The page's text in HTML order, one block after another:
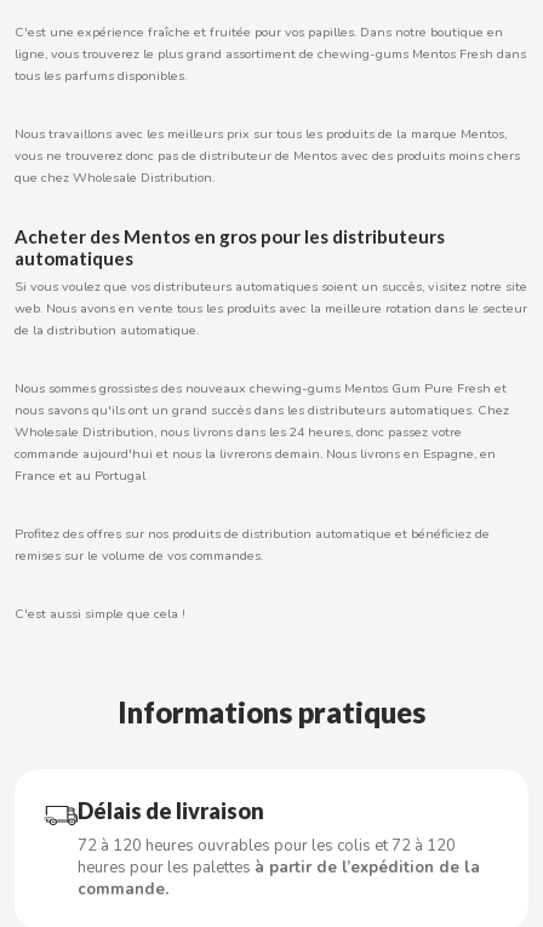
CADBURY
CAFÉ BONKA
CALVO
CANDELAS
CAPRIMO
CARRETILLA
CASAMAYOR
CHEETOS
CHIPS AHOY
C'est une expérience fraîche et fruitée pour vos papilles. Dans notre boutique en
ligne, vous trouverez le plus grand assortiment de chewing-gums Mentos Fresh dans
tous les parfums disponibles.
Nous travaillons avec les meilleurs prix sur tous les produits de la marque Mentos,
vous ne trouverez donc pas de distributeur de Mentos avec des produits moins chers
que chez Wholesale Distribution.
Acheter des Mentos en gros pour les distributeurs
automatiques
Si vous voulez que vos distributeurs automatiques soient un succès, visitez notre site
web. Nous avons en vente tous les produits avec la meilleure rotation dans le secteur
de la distribution automatique.
Nous sommes grossistes des nouveaux chewing-gums Mentos Gum Pure Fresh et
nous savons qu'ils ont un grand succès dans les distributeurs automatiques. Chez
Wholesale Distribution, nous livrons dans les 24 heures, donc passez votre
commande aujourd'hui et nous la livrerons demain. Nous livrons en Espagne, en
France et au Portugal
Profitez des offres sur nos produits de distribution automatique et bénéficiez de
remises sur le volume de vos commandes.
C'est aussi simple que cela !
Informations pratiques
Délais de livraison
72 à 120 heures ouvrables pour les colis et 72 à 120
heures pour les palettes à partir de l’expédition de la
commande.